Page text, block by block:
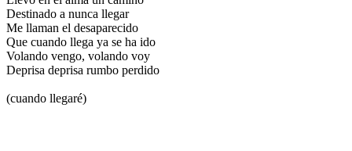
Destinado a nunca llegar
Me llaman el desaparecido
Que cuando llega ya se ha ido
Volando vengo, volando voy
Deprisa deprisa rumbo perdido
(cuando llegaré)